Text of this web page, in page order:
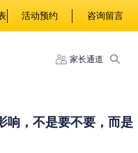
活动预约 咨询留言
家长通道
响，不是要不要，而是